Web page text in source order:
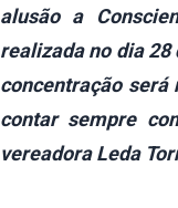
alusão a
realizada no dia 28
concentração será
contar sempre
vereadora Leda